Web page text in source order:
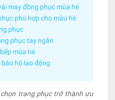
may đồng phục mùa hè
phù hợp cho màu hè
phục
phục tay ngắn
mùa hè
hộ lao động
trang phục trở thành ưu